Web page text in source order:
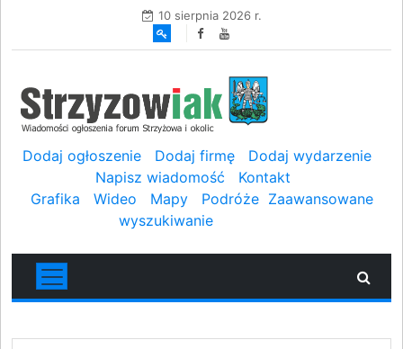
10 sierpnia 2026 r.
Dodaj ogłoszenie Dodaj firmę
Dodaj wydarzenie
Napisz wiadomość
Kontakt
Grafika
Wideo Mapy Podróże Zaawansowane
wyszukiwanie